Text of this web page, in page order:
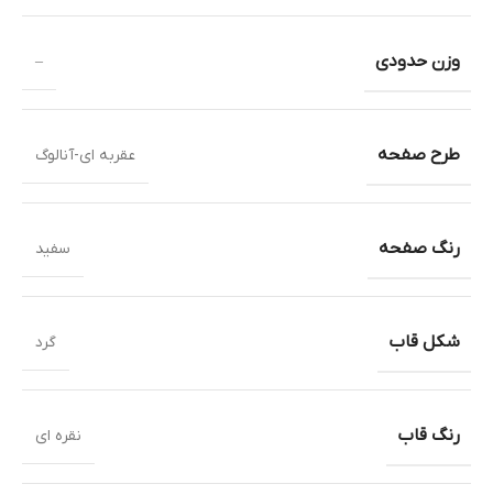
وزن حدودی –
طرح صفحه عقربه ای-آنالوگ
رنگ صفحه سفید
شکل قاب گرد
رنگ قاب نقره ای